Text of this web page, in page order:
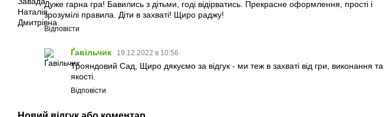
Дуже гарна гра! Бавились з дітьми, годі відірватись. Прекрасне оформлення, прості і
зрозумілі правила. Діти в захваті! Щиро раджу!
Відповісти
Ґавільчик 19.12.2022 в 10:56
Трояндовий Сад, Щиро дякуємо за відгук - ми теж в захваті від гри, виконання та
якості.
Відповісти